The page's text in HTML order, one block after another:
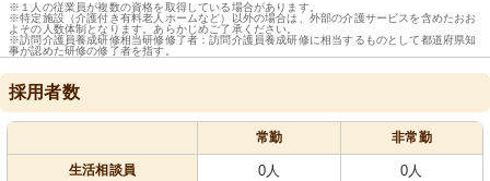
※１人の従業員が複数の資格を取得している場合があります。
※特定施設（介護付き有料老人ホームなど）以外の場合は、外部の介護サービスを含めたおお
よその人数体制となります。あらかじめご了承ください。
※訪問介護員養成研修相当研修修了者：訪問介護員養成研修に相当するものとして都道府県知
事が認めた研修の修了者を指す。
採用者数
常勤 非常勤
生活相談員 0人 0人